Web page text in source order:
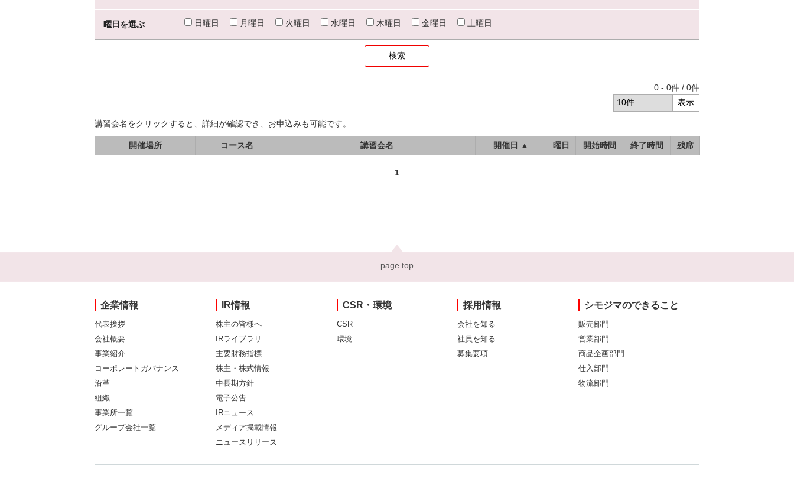
曜日を選ぶ 日曜日 月曜日 火曜日 水曜日 木曜日 金曜日 土曜日
0 - 0件 / 0件
講習会名をクリックすると、詳細が確認でき、お申込みも可能です。
開催場所 コース名 講習会名 開催日 ▲ 曜日 開始時間 終了時間 残席
1
page top
企業情報
代表挨拶
会社概要
事業紹介
コーポレートガバナンス
沿革
組織
事業所一覧
グループ会社一覧
IR情報
株主の皆様へ
IRライブラリ
主要財務指標
株主・株式情報
中長期方針
電子公告
IRニュース
メディア掲載情報
ニュースリリース
CSR・環境
CSR
環境
採用情報
会社を知る
社員を知る
募集要項
シモジマのできること
販売部門
営業部門
商品企画部門
仕入部門
物流部門